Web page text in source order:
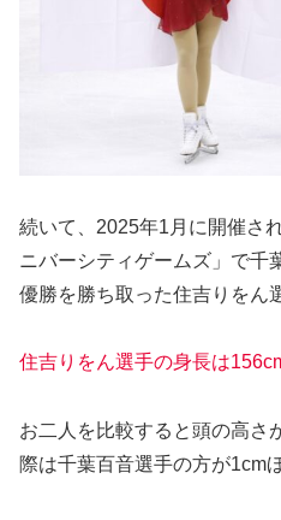
続いて、2025年1月に開催さ
ニバーシティゲームズ」で千
優勝を勝ち取った住吉りをん
住吉りをん選手の身長は
お二人を比較すると頭の高さ
際は千葉百音選手の方が1cm